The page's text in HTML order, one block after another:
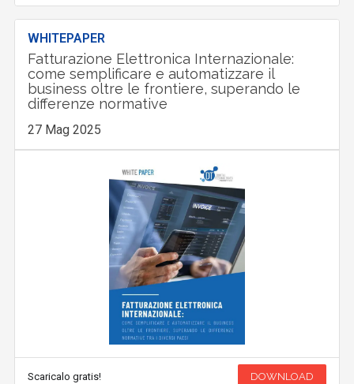
WHITEPAPER
Fatturazione Elettronica Internazionale:
come semplificare e automatizzare il
business oltre le frontiere, superando le
differenze normative
27 Mag 2025
Scaricalo gratis! DOWNLOAD